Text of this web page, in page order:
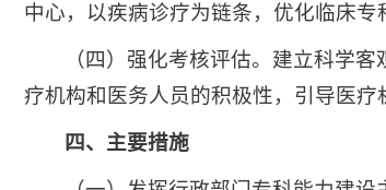
中心，以疾病诊疗为链条，优化临床专
（四）强化考核评估。建立科学
疗机构和医务人员的积极性，引导医疗
四、主要措施